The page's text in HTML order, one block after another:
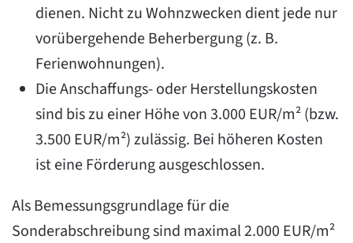
dienen. Nicht zu Wohnzwecken dient jede nur
vorübergehende Beherbergung (z. B.
Ferienwohnungen).
Die Anschaffungs- oder Herstellungskosten
sind bis zu einer Höhe von 3.000 EUR/m² (bzw.
3.500 EUR/m²) zulässig. Bei höheren Kosten
ist eine Förderung ausgeschlossen.
Als Bemessungsgrundlage für die
Sonderabschreibung sind maximal 2.000 EUR/m²